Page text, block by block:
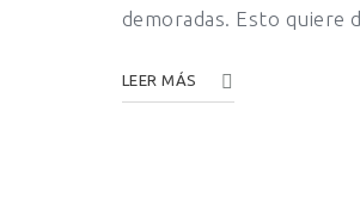
demoradas. Esto quiere
LEER MÁS